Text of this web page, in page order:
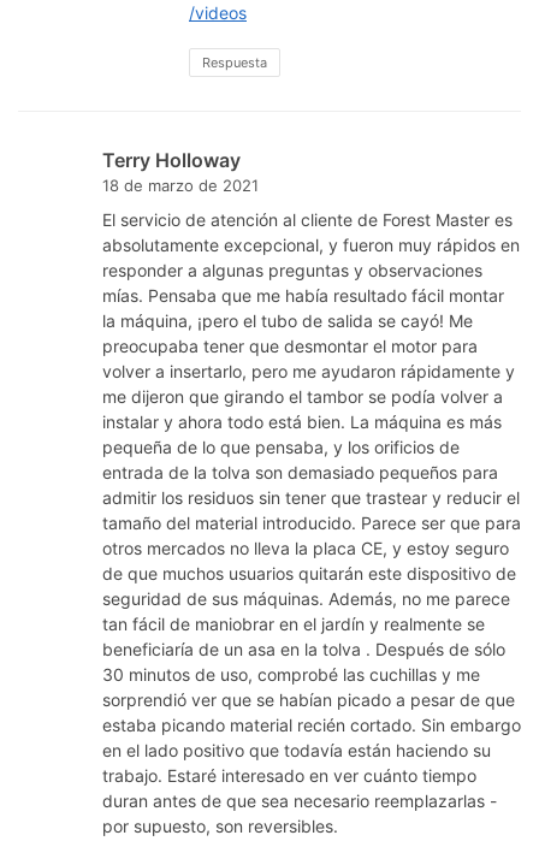
/videos
Respuesta
Terry Holloway
18 de marzo de 2021
El servicio de atención al cliente de Forest Master es
absolutamente excepcional, y fueron muy rápidos en
responder a algunas preguntas y observaciones
mías. Pensaba que me había resultado fácil montar
la máquina, ¡pero el tubo de salida se cayó! Me
preocupaba tener que desmontar el motor para
volver a insertarlo, pero me ayudaron rápidamente y
me dijeron que girando el tambor se podía volver a
instalar y ahora todo está bien. La máquina es más
pequeña de lo que pensaba, y los orificios de
entrada de la tolva son demasiado pequeños para
admitir los residuos sin tener que trastear y reducir el
tamaño del material introducido. Parece ser que para
otros mercados no lleva la placa CE, y estoy seguro
de que muchos usuarios quitarán este dispositivo de
seguridad de sus máquinas. Además, no me parece
tan fácil de maniobrar en el jardín y realmente se
beneficiaría de un asa en la tolva . Después de sólo
30 minutos de uso, comprobé las cuchillas y me
sorprendió ver que se habían picado a pesar de que
estaba picando material recién cortado. Sin embargo
en el lado positivo que todavía están haciendo su
trabajo. Estaré interesado en ver cuánto tiempo
duran antes de que sea necesario reemplazarlas -
por supuesto, son reversibles.